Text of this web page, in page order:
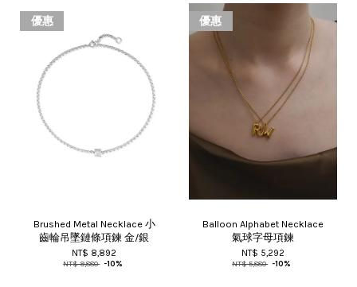
優惠
Brushed Metal Necklace 小
齒輪吊墜鏈條項鍊 金/銀
NT$ 8,892
NT$ 9,880 -10%
優惠
Balloon Alphabet Necklace
氣球字母項鍊
NT$ 5,292
NT$ 5,880 -10%